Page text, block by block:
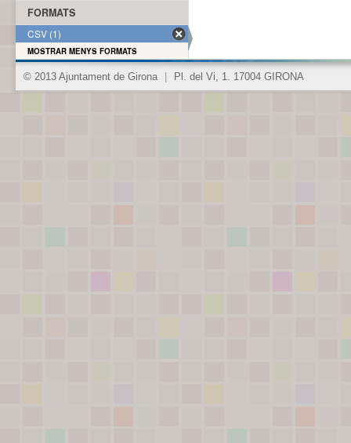
FORMATS
CSV (1)
MOSTRAR MENYS FORMATS
© 2013 Ajuntament de Girona Pl. del Vi, 1. 17004 GIRONA